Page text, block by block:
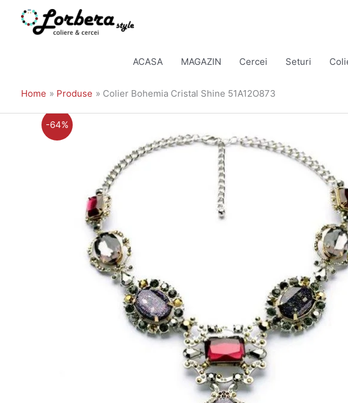
ACASA MAGAZIN Cercei Seturi
Home Produse Colier Bohemia Cristal Shine 51A12O873
-64%